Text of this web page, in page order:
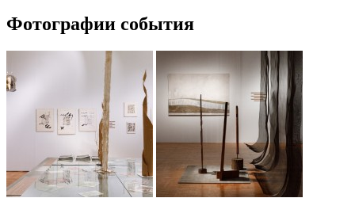
Фотографии события